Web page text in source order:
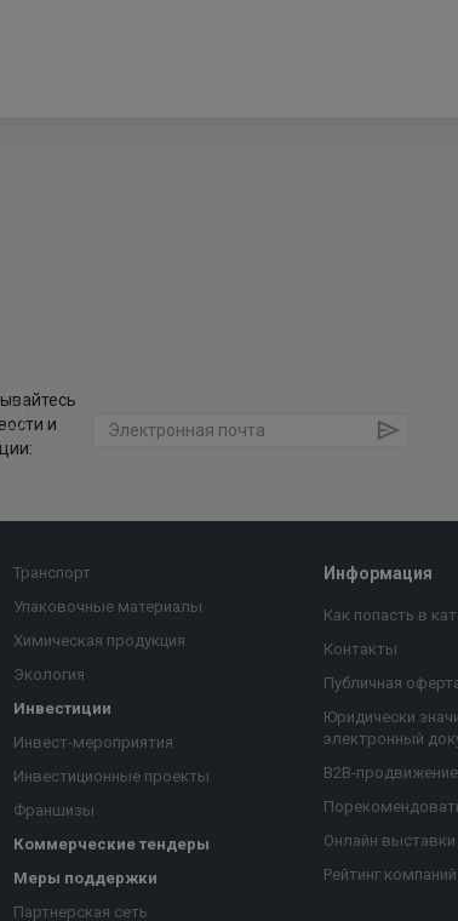
и
Транспорт
Упаковочные материалы
Химическая продукция
Экология
Инвестиции
Инвест-мероприятия
Инвестиционные проекты
Франшизы
Коммерческие тендеры
Меры поддержки
Партнерская сеть
Информация
Как попасть в
Контакты
Публичная
Юридически
электронный
B2B-продвижение
Онлайн выставки
Рейтинг компаний